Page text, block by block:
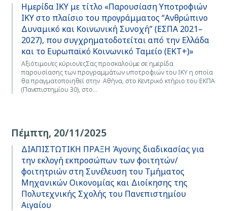
Ημερίδα ΙΚΥ με τίτλο «Παρουσίαση Υποτροφιών
ΙΚΥ στο πλαίσιο του προγράμματος “Ανθρώπινο
Δυναμικό και Κοινωνική Συνοχή” (ΕΣΠΑ 2021–
2027), που συγχρηματοδοτείται από την Ελλάδα
και το Ευρωπαϊκό Κοινωνικό Ταμείο (ΕΚΤ+)»
Αξιότιμοι/ες κύριοι/εςΣας προσκαλούμε σε ημερίδα
παρουσίασης των προγραμμάτων υποτροφιών του ΙΚΥ η οποία
θα πραγματοποιηθεί στην Αθήνα, στο Κεντρικό κτήριο του ΕΚΠΑ
(Πανεπιστημίου 30), στο…
Πέμπτη, 20/11/2025
ΔΙΑΠΙΣΤΩΤΙΚΗ ΠΡΑΞΗ Άγονης διαδικασίας για
την εκλογή εκπροσώπων των φοιτητών/
φοιτητριών στη Συνέλευση του Τμήματος
Μηχανικών Οικονομίας και Διοίκησης της
Πολυτεχνικής Σχολής του Πανεπιστημίου
Αιγαίου